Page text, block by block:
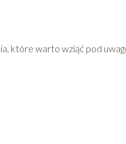
które warto wziąć pod